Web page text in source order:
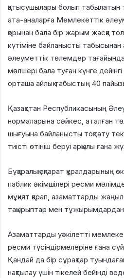
қатысушылары болып табылатын
ата-аналарға Мемлекеттік
қорынан бала бір жарым жасқа
күтіміне байланысты
әлеуметтік төлемдер
мөлшері бала туған күнге
орташа айлық табыстың 40
Қазақстан Республикасының
нормаларына сәйкес, аталған
шығуына байланысты тоқтату
тиісті өтініш беруі арқылы ғана
Бұқаралық ақпарат құралдарының
паблик әкімшілері ресми
мұқият қарап, азаматтарды
тақырыптар мен тұжырымдардан
Азаматтарды уәкілетті
ресми түсіндірмелеріне ғана
Қандай да бір сұрақтар
нақтылау үшін тікелей бейінді